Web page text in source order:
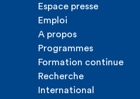
Espace presse
Emploi
A propos
Programmes
Formation continue
Recherche
International